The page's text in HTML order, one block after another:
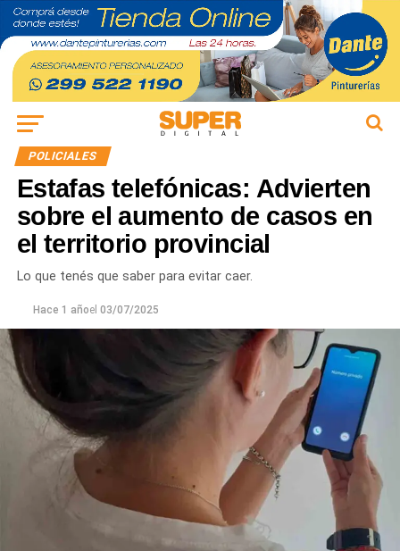
POLICIALES
Estafas telefónicas: Advierten
sobre el aumento de casos en
el territorio provincial
Lo que tenés que saber para evitar caer.
Hace 1 añoel 03/07/2025